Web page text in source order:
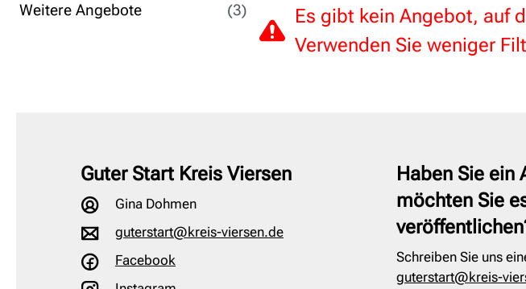
Weitere Angebote
(3)
Es gibt kein Angebot, auf
Verwenden Sie weniger
Guter Start Kreis Viersen
Gina Dohmen
guterstart@kreis-viersen.de
Facebook
Haben Sie ein
möchten Sie
Schreiben Sie uns
guterstart@kreis-